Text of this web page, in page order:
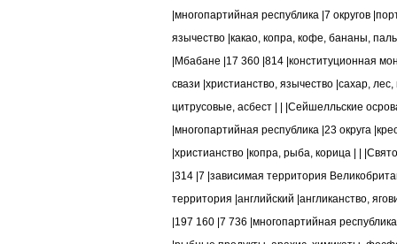
|многопартийная республика |7 округов
язычество |какао, копра, кофе, бананы,
|Мбабане |17 360 |814 |конституционная
свази |христианство, язычество |сахар,
цитрусовые, асбест | | |Сейшелльские
|многопартийная республика |23 округа
|христианство |копра, рыба, корица | |
|314 |7 |зависимая территория
территория |английский |англиканство,
|197 160 |7 736 |многопартийная